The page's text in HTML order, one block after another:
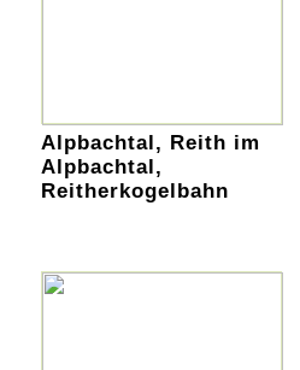
Alpbachtal, Reith im
Alpbachtal,
Reitherkogelbahn